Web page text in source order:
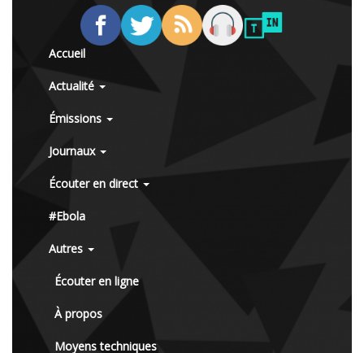
Accueil
Actualité
Émissions
Journaux
Écouter en direct
#Ebola
Autres
Écouter en ligne
À propos
Moyens techniques